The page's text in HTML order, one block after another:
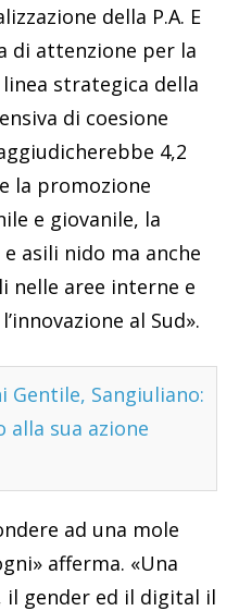
della P.A. E
di attenzione per la
strategica della
di coesione
4,2
la promozione
e giovanile, la
asili nido ma anche
aree interne e
al Sud».
Gentile, Sangiuliano:
alla sua azione
ad una mole
afferma. «Una
il gender ed il digital il